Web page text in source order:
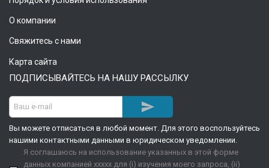
О компании
Свяжитесь с нами
Карта сайта
ПОДПИСЫВАЙТЕСЬ НА НАШУ РАССЫЛКУ

Вы можете отписаться в любой момент. Для этого воспользуйтесь
нашими контактными данными в юридическом уведомлении.
Я соглашаюсь на использование указанных в этой форме
данных компанией xxxxx для (i) изучения моего запроса, (ii)